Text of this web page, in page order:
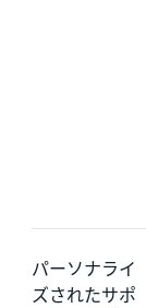
パーソナライ
ズされたサポ